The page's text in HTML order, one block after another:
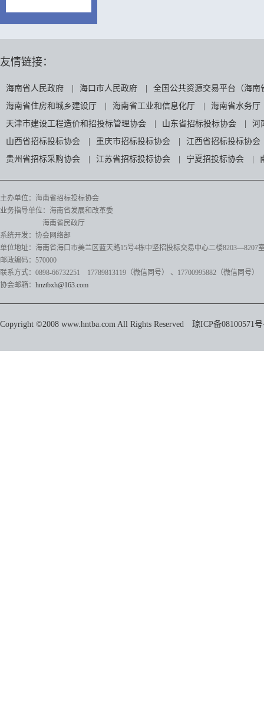
友情链接：
海南省人民政府 海口市人民政府
全国公共资源交易平台（海南
海南省住房和城乡建设厅
海南省工业和信息化厅
海南省水务厅
天津市建设工程造价和招投标管理协会
山东省招标投标协会
河
山西省招标投标协会
重庆市招标投标协会
江西省招标投标协会
贵州省招标采购协会
江苏省招标投标协会 宁夏招投标协会
主办单位：海南省招标投标协会
业务指导单位：海南省发展和改革委
海南省民政厅
系统开发：协会网络部
单位地址：海南省海口市美兰区蓝天路15号4栋中坚招投标交易中心二楼8203—8207
邮政编码：570000
联系方式：0898-66732251 17789813119（微信同号）
、17700995882 （微信同号）
协会邮箱： hnztbxh@163.com
Copyright ©2008 www.hntba.com All Rights Reserved 琼ICP备08100571